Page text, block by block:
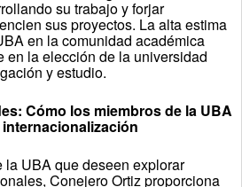
su trabajo y forjar
sus proyectos. La alta estima
en la comunidad académica
en la elección de la universidad
y estudio.
Cómo los miembros de la UBA
UBA que deseen explorar
Conejero Ortiz proporciona